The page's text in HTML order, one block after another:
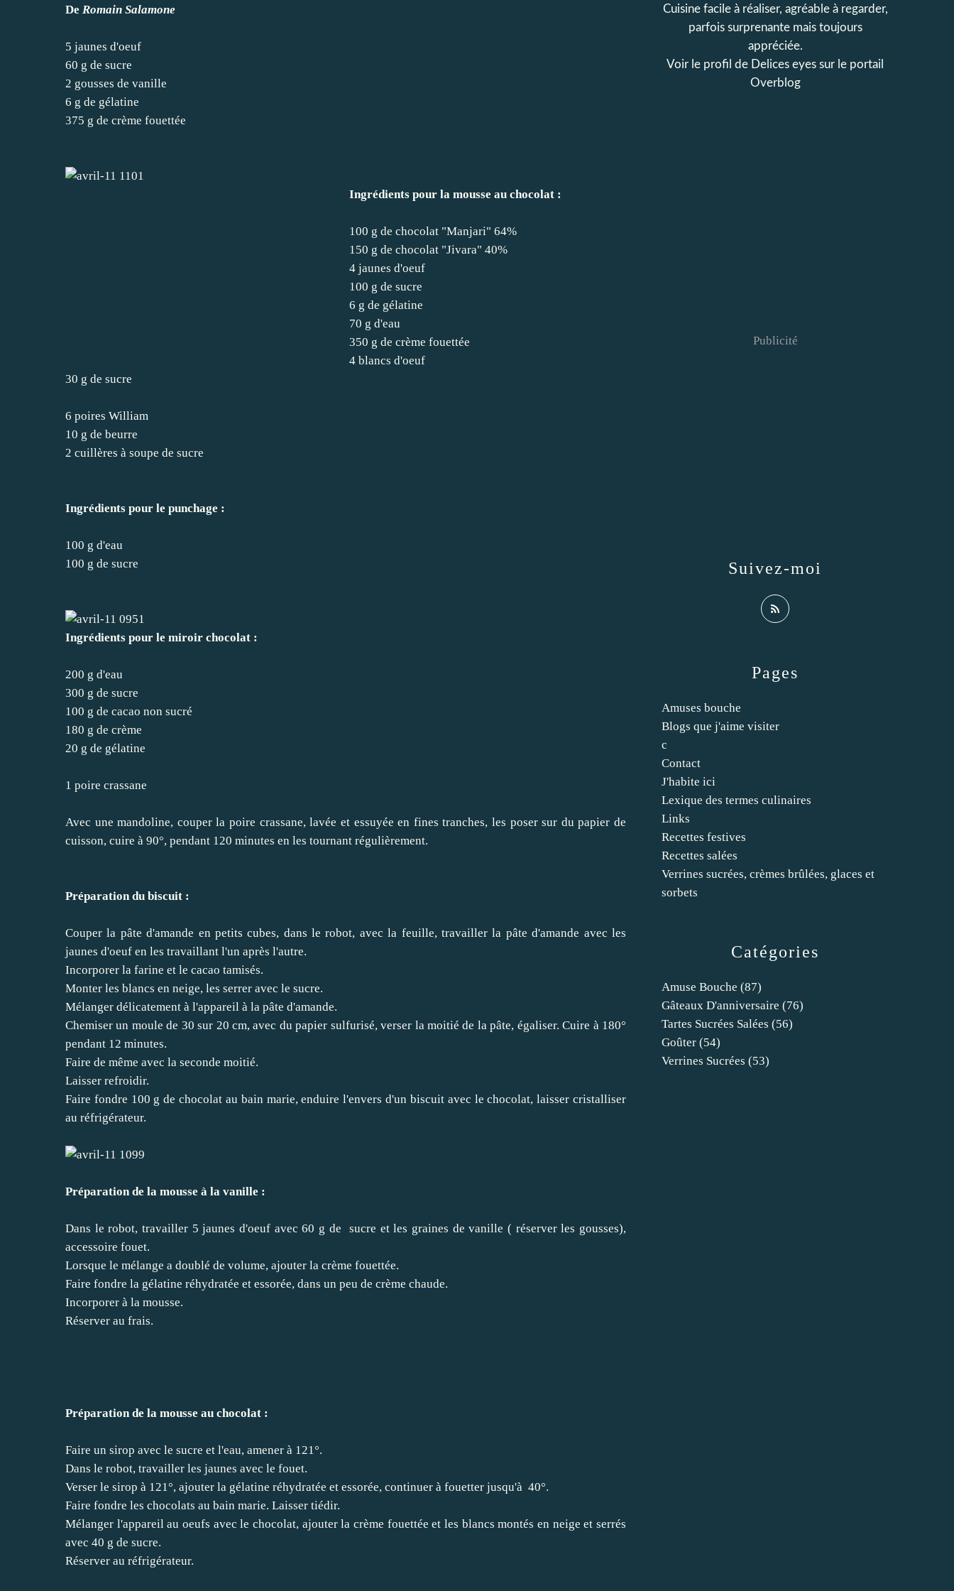
De Romain Salamone
5 jaunes d'oeuf
60 g de sucre
2 gousses de vanille
6 g de gélatine
375 g de crème fouettée
Ingrédients pour la mousse au chocolat :
100 g de chocolat "Manjari" 64%
150 g de chocolat "Jivara" 40%
4 jaunes d'oeuf
100 g de sucre
6 g de gélatine
70 g d'eau
350 g de crème fouettée
4 blancs d'oeuf
30 g de sucre
6 poires William
10 g de beurre
2 cuillères à soupe de sucre
Ingrédients pour le punchage :
100 g d'eau
100 g de sucre
Ingrédients pour le miroir chocolat :
200 g d'eau
300 g de sucre
100 g de cacao non sucré
180 g de crème
20 g de gélatine
1 poire crassane
Avec une mandoline, couper la poire crassane, lavée et essuyée en fines tranches, les poser sur du papier de
cuisson, cuire à 90°, pendant 120 minutes en les tournant régulièrement.
Préparation du biscuit :
Couper la pâte d'amande en petits cubes, dans le robot, avec la feuille, travailler la pâte d'amande avec les
jaunes d'oeuf en les travaillant l'un après l'autre.
Incorporer la farine et le cacao tamisés.
Monter les blancs en neige, les serrer avec le sucre.
Mélanger délicatement à l'appareil à la pâte d'amande.
Chemiser un moule de 30 sur 20 cm, avec du papier sulfurisé, verser la moitié de la pâte, égaliser. Cuire à 180°
pendant 12 minutes.
Faire de même avec la seconde moitié.
Laisser refroidir.
Faire fondre 100 g de chocolat au bain marie, enduire l'envers d'un biscuit avec le chocolat, laisser cristalliser
au réfrigérateur.
Préparation de la mousse à la vanille :
Dans le robot, travailler 5 jaunes d'oeuf avec 60 g de sucre et les graines de vanille ( réserver les gousses),
accessoire fouet.
Lorsque le mélange a doublé de volume, ajouter la crème fouettée.
Faire fondre la gélatine réhydratée et essorée, dans un peu de crème chaude.
Incorporer à la mousse.
Réserver au frais.
Préparation de la mousse au chocolat :
Faire un sirop avec le sucre et l'eau, amener à 121°.
Dans le robot, travailler les jaunes avec le fouet.
Verser le sirop à 121°, ajouter la gélatine réhydratée et essorée, continuer à fouetter jusqu'à 40°.
Faire fondre les chocolats au bain marie. Laisser tiédir.
Mélanger l'appareil au oeufs avec le chocolat, ajouter la crème fouettée et les blancs montés en neige et serrés
avec 40 g de sucre.
Réserver au réfrigérateur.
Catégories
Amuse Bouche (87)
Gâteaux D'anniversaire (76)
Tartes Sucrées Salées (56)
Goûter (54)
Verrines Sucrées (53)
Pages
Amuses bouche
Blogs que j'aime visiter
c
Contact
J'habite ici
Lexique des termes culinaires
Links
Recettes festives
Recettes salées
Verrines sucrées, crèmes brûlées, glaces et
sorbets
Cuisine facile à réaliser, agréable à regarder,
parfois surprenante mais toujours
appréciée.
Voir le profil de Delices eyes sur le portail
Overblog
Suivez-moi
Publicité